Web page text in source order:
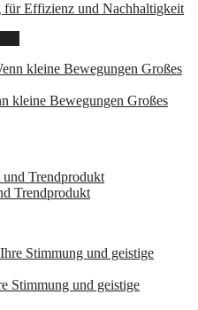
für Effizienz und Nachhaltigkeit
kleine Bewegungen Großes
Trendprodukt
Stimmung und geistige